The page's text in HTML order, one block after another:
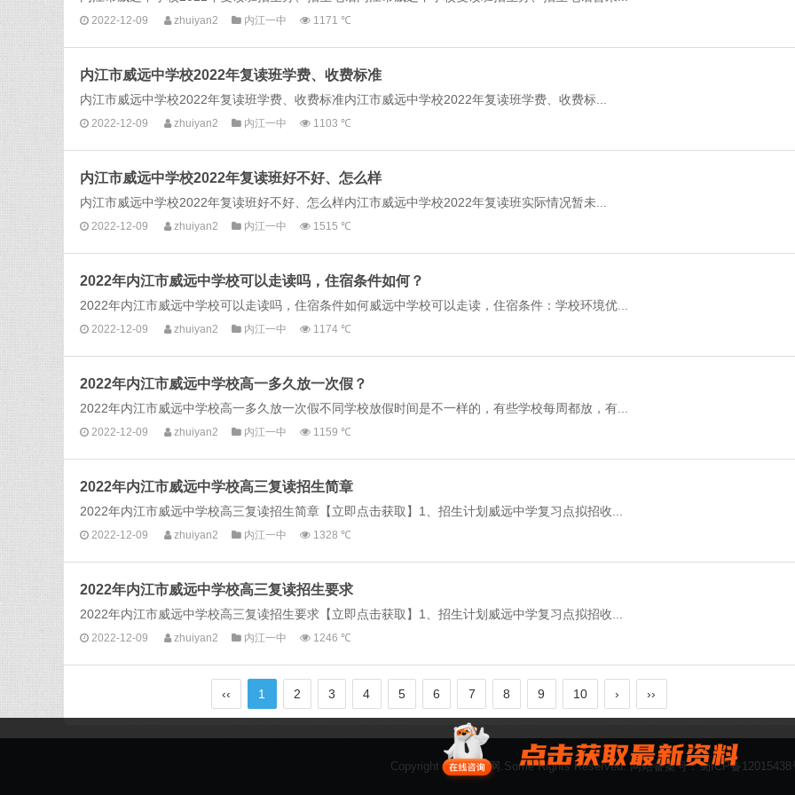
2022-12-09 zhuiyan2 内江一中 1171 ℃
内江市威远中学校2022年复读班学费、收费标准
内江市威远中学校2022年复读班学费、收费标准内江市威远中学校2022年复读班学费、收费标...
2022-12-09 zhuiyan2 内江一中 1103 ℃
内江市威远中学校2022年复读班好不好、怎么样
内江市威远中学校2022年复读班好不好、怎么样内江市威远中学校2022年复读班实际情况暂未...
2022-12-09 zhuiyan2 内江一中 1515 ℃
2022年内江市威远中学校可以走读吗，住宿条件如何？
2022年内江市威远中学校可以走读吗，住宿条件如何威远中学校可以走读，住宿条件：学校环境优...
2022-12-09 zhuiyan2 内江一中 1174 ℃
2022年内江市威远中学校高一多久放一次假？
2022年内江市威远中学校高一多久放一次假不同学校放假时间是不一样的，有些学校每周都放，有...
2022-12-09 zhuiyan2 内江一中 1159 ℃
2022年内江市威远中学校高三复读招生简章
2022年内江市威远中学校高三复读招生简章【立即点击获取】1、招生计划威远中学复习点拟招收...
2022-12-09 zhuiyan2 内江一中 1328 ℃
2022年内江市威远中学校高三复读招生要求
2022年内江市威远中学校高三复读招生要求【立即点击获取】1、招生计划威远中学复习点拟招收...
2022-12-09 zhuiyan2 内江一中 1246 ℃
‹‹ 1 2 3 4 5 6 7 8 9 10 › ››
Copyright初中升学网 .Some Rights Reserved. 网站备案号：蜀ICP备12015438